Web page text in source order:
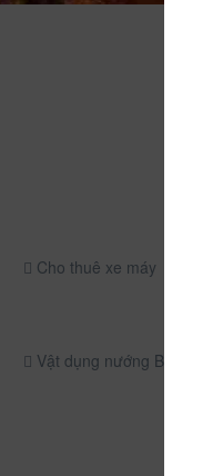
Cho thuê xe máy
Vật dụng nướng BBQ